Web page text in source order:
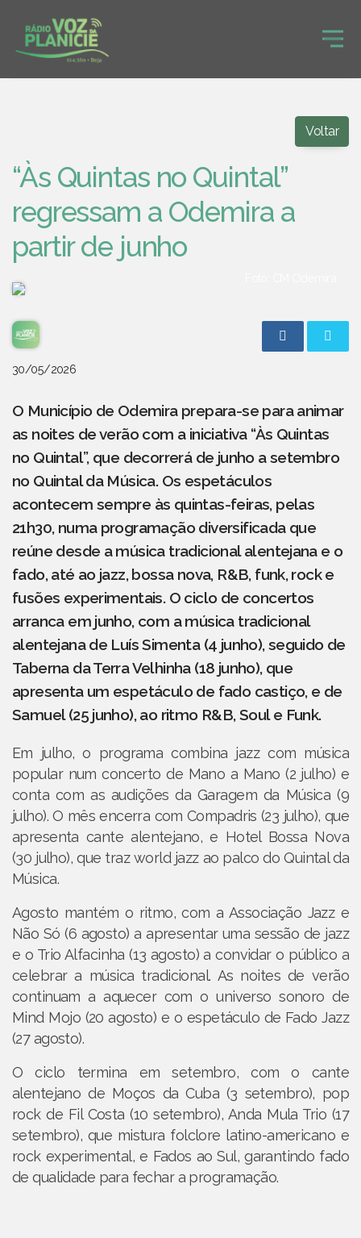
Voltar
“Às Quintas no Quintal”
regressam a Odemira a
partir de junho
30/05/2026
O Município de Odemira prepara-se para animar
as noites de verão com a iniciativa “Às Quintas
no Quintal”, que decorrerá de junho a setembro
no Quintal da Música. Os espetáculos
acontecem sempre às quintas-feiras, pelas
21h30, numa programação diversificada que
reúne desde a música tradicional alentejana e o
fado, até ao jazz, bossa nova, R&B, funk, rock e
fusões experimentais. O ciclo de concertos
arranca em junho, com a música tradicional
alentejana de Luís Simenta (4 junho), seguido de
Taberna da Terra Velhinha (18 junho), que
apresenta um espetáculo de fado castiço, e de
Samuel (25 junho), ao ritmo R&B, Soul e Funk.
Em julho, o programa combina jazz com música
popular num concerto de Mano a Mano (2 julho) e
conta com as audições da Garagem da Música (9
julho). O mês encerra com Compadris (23 julho), que
apresenta cante alentejano, e Hotel Bossa Nova
(30 julho), que traz world jazz ao palco do Quintal da
Música.
Agosto mantém o ritmo, com a Associação Jazz e
Não Só (6 agosto) a apresentar uma sessão de jazz
e o Trio Alfacinha (13 agosto) a convidar o público a
celebrar a música tradicional. As noites de verão
continuam a aquecer com o universo sonoro de
Mind Mojo (20 agosto) e o espetáculo de Fado Jazz
(27 agosto).
O ciclo termina em setembro, com o cante
alentejano de Moços da Cuba (3 setembro), pop
rock de Fil Costa (10 setembro), Anda Mula Trio (17
setembro), que mistura folclore latino-americano e
rock experimental, e Fados ao Sul, garantindo fado
de qualidade para fechar a programação.